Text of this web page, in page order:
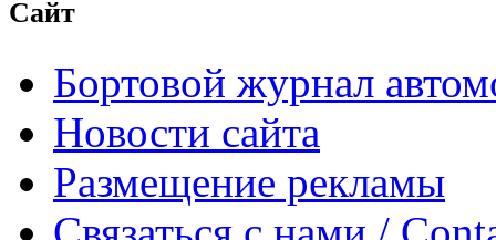
Сайт
Бортовой журнал
Новости сайта
Размещение рекламы